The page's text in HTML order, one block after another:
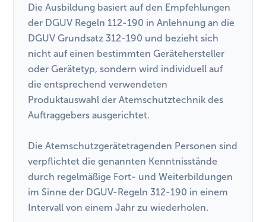
Die Ausbildung basiert auf den Empfehlungen
der DGUV Regeln 112-190 in Anlehnung an die
DGUV Grundsatz 312-190 und bezieht sich
nicht auf einen bestimmten Gerätehersteller
oder Gerätetyp, sondern wird individuell auf
die entsprechend verwendeten
Produktauswahl der Atemschutztechnik des
Auftraggebers ausgerichtet.
Die Atemschutzgerätetragenden Personen sind
verpflichtet die genannten Kenntnisstände
durch regelmäßige Fort- und Weiterbildungen
im Sinne der DGUV-Regeln 312-190 in einem
Intervall von einem Jahr zu wiederholen.